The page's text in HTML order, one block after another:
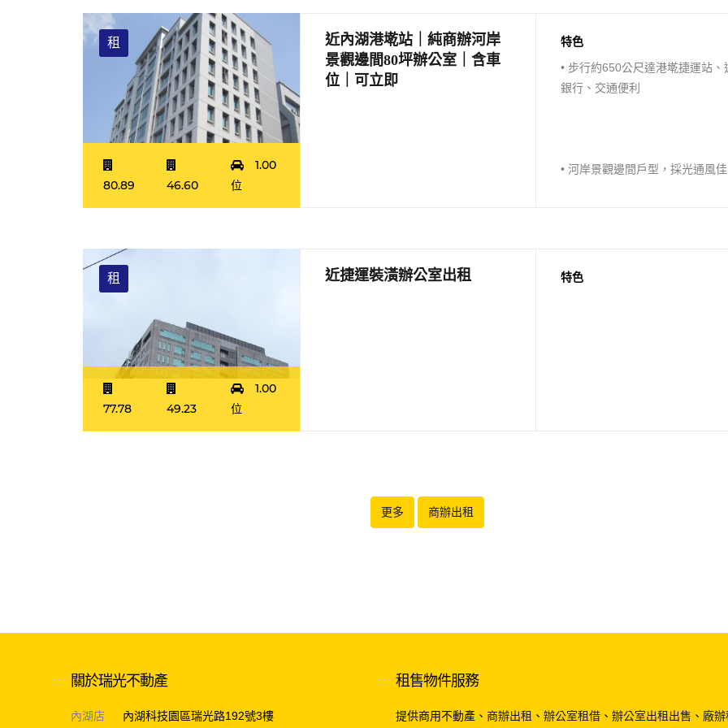
租
80.89 46.60
1.00
位
近內湖港墘站｜純商辦河岸
景觀邊間80坪辦公室｜含車
位｜可立即
特色
• 步行約650公尺達港墘捷運站、
銀行、交通便利
• 河岸景觀邊間戶型，採光通風佳
潢、全新油漆及壁紙、已配置水線
租
77.78 49.23
1.00
位
近捷運裝潢辦公室出租 特色
更多 商辦出租
關於瑞光不動產
內湖店 內湖科技園區瑞光路192號3樓
租售物件服務
提供商用不動產、 商辦出租 、 辦公室租借、 辦公室出租出售 、 廠辦